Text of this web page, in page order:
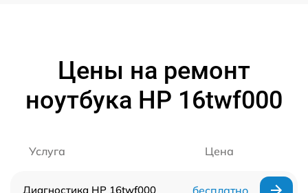
Цены на ремонт
ноутбука HP 16twf000
Услуга Цена
Диагностика HP 16twf000